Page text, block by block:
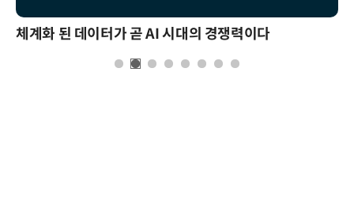
체계화 된 데이터가 곧 AI 시대의 경쟁력이다